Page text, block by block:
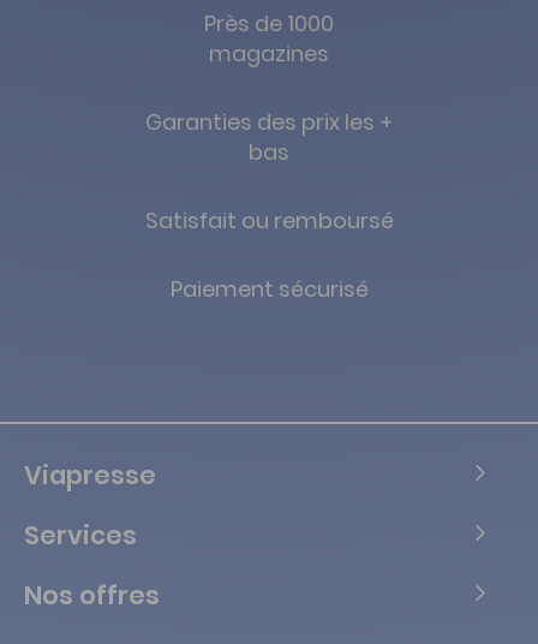
Près de 1000
magazines
Garanties des prix les +
bas
Satisfait ou remboursé
Paiement sécurisé
Viapresse
Services
Nos offres